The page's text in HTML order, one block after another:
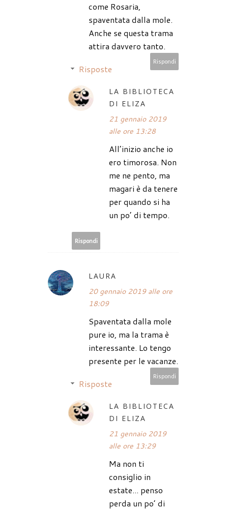
come Rosaria,
spaventata dalla mole.
Anche se questa trama
attira davvero tanto.
Rispondi
Risposte
LA BIBLIOTECA
DI ELIZA
21 gennaio 2019
alle ore 13:28
All’inizio anche io
ero timorosa. Non
me ne pento, ma
magari è da tenere
per quando si ha
un po’ di tempo.
Rispondi
LAURA
20 gennaio 2019 alle ore
18:09
Spaventata dalla mole
pure io, ma la trama è
interessante. Lo tengo
presente per le vacanze.
Rispondi
Risposte
LA BIBLIOTECA
DI ELIZA
21 gennaio 2019
alle ore 13:29
Ma non ti
consiglio in
estate... penso
perda un po’ di